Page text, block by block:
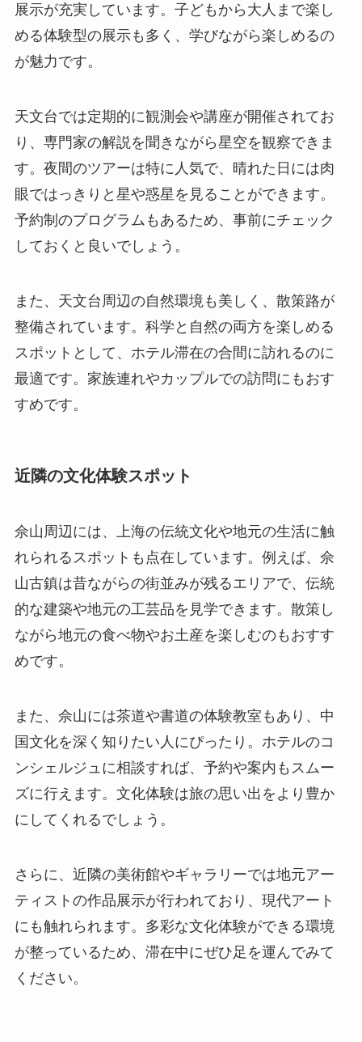
展示が充実しています。子どもから大人まで楽し
める体験型の展示も多く、学びながら楽しめるの
が魅力です。
天文台では定期的に観測会や講座が開催されてお
り、専門家の解説を聞きながら星空を観察できま
す。夜間のツアーは特に人気で、晴れた日には肉
眼ではっきりと星や惑星を見ることができます。
予約制のプログラムもあるため、事前にチェック
しておくと良いでしょう。
また、天文台周辺の自然環境も美しく、散策路が
整備されています。科学と自然の両方を楽しめる
スポットとして、ホテル滞在の合間に訪れるのに
最適です。家族連れやカップルでの訪問にもおす
すめです。
近隣の文化体験スポット
佘山周辺には、上海の伝統文化や地元の生活に触
れられるスポットも点在しています。例えば、佘
山古鎮は昔ながらの街並みが残るエリアで、伝統
的な建築や地元の工芸品を見学できます。散策し
ながら地元の食べ物やお土産を楽しむのもおすす
めです。
また、佘山には茶道や書道の体験教室もあり、中
国文化を深く知りたい人にぴったり。ホテルのコ
ンシェルジュに相談すれば、予約や案内もスムー
ズに行えます。文化体験は旅の思い出をより豊か
にしてくれるでしょう。
さらに、近隣の美術館やギャラリーでは地元アー
ティストの作品展示が行われており、現代アート
にも触れられます。多彩な文化体験ができる環境
が整っているため、滞在中にぜひ足を運んでみて
ください。